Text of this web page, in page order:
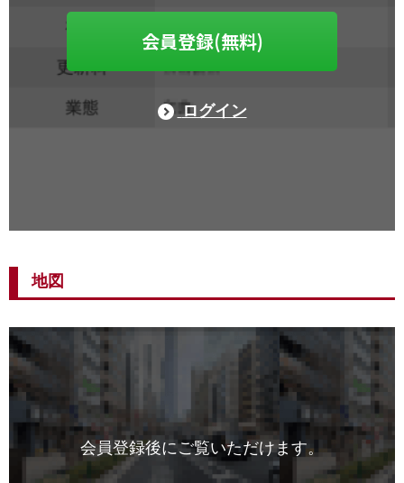
会員登録(無料)
ログイン
地図
会員登録後にご覧いただけます。